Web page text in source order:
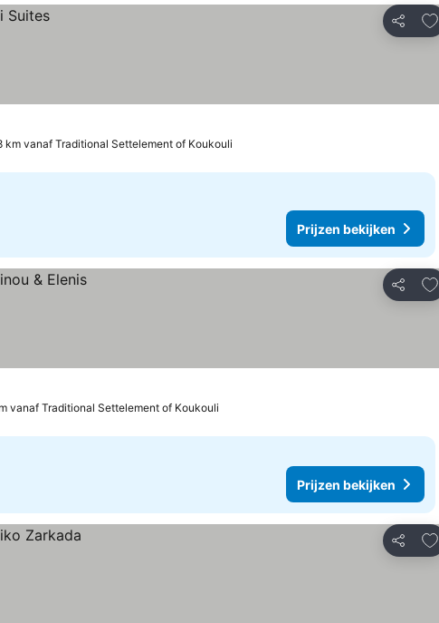
Delen
km vanaf Traditional Settelement of Koukouli
Prijzen bekijken
Delen
vanaf Traditional Settelement of Koukouli
Prijzen bekijken
Delen